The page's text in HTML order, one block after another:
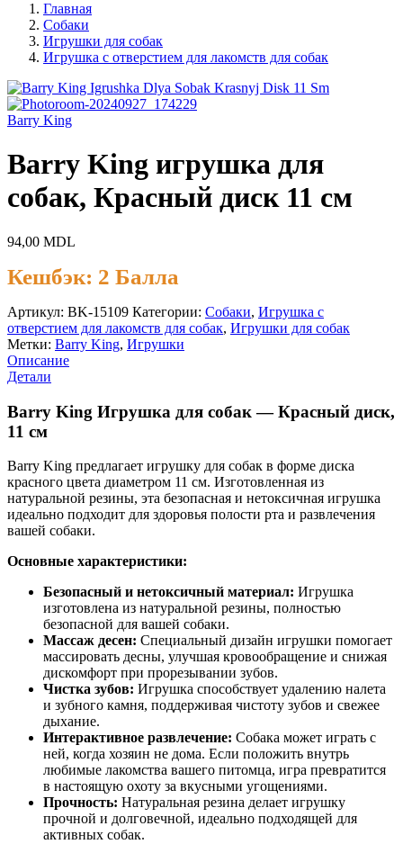
Главная
Cобаки
Игрушки для собак
Игрушка с отверстием для лакомств для собак
Barry King
Barry King игрушка для
собак, Красный диск 11 см
94,00 MDL
Кешбэк: 2 Балла
Артикул: BK-15109 Категории: Cобаки, Игрушка с
отверстием для лакомств для собак, Игрушки для собак
Метки: Barry King, Игрушки
Описание
Детали
Barry King Игрушка для собак — Красный диск,
11 см
Barry King предлагает игрушку для собак в форме диска
красного цвета диаметром 11 см. Изготовленная из
натуральной резины, эта безопасная и нетоксичная игрушка
идеально подходит для здоровья полости рта и развлечения
вашей собаки.
Основные характеристики:
Безопасный и нетоксичный материал: Игрушка
изготовлена из натуральной резины, полностью
безопасной для вашей собаки.
Массаж десен: Специальный дизайн игрушки помогает
массировать десны, улучшая кровообращение и снижая
дискомфорт при прорезывании зубов.
Чистка зубов: Игрушка способствует удалению налета
и зубного камня, поддерживая чистоту зубов и свежее
дыхание.
Интерактивное развлечение: Собака может играть с
ней, когда хозяин не дома. Если положить внутрь
любимые лакомства вашего питомца, игра превратится
в настоящую охоту за вкусными угощениями.
Прочность: Натуральная резина делает игрушку
прочной и долговечной, идеально подходящей для
активных собак.